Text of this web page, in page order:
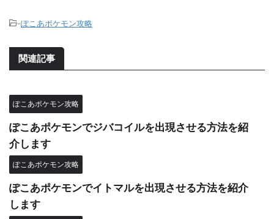
-ぽこあポケモン攻略
関連記事
ぽこあポケモン攻略
ぽこあポケモンでジバコイルを出現させる方法を紹
介します
ぽこあポケモン攻略
ぽこあポケモンでイトマルを出現させる方法を紹介
します